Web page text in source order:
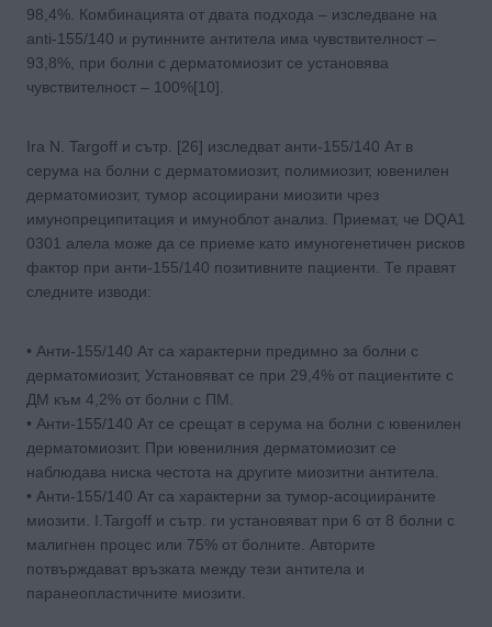
98,4%. Комбинацията от двата подхода – изследване на
anti-155/140 и рутинните антитела има чувствителност –
93,8%, при болни с дерматомиозит се установява
чувствителност – 100%[10].
Ira N. Targoff и сътр. [26] изследват анти-155/140 Ат в
серума на болни с дерматомиозит, полимиозит, ювенилен
дерматомиозит, тумор асоциирани миозити чрез
имунопреципитация и имуноблот анализ. Приемат, че DQA1
0301 алела може да се приеме като имуногенетичен рисков
фактор при анти-155/140 позитивните пациенти. Те правят
следните изводи:
• Анти-155/140 Ат са характерни предимно за болни с
дерматомиозит, Установяват се при 29,4% от пациентите с
ДМ към 4,2% от болни с ПМ.
• Анти-155/140 Ат се срещат в серума на болни с ювенилен
дерматомиозит. При ювенилния дерматомиозит се
наблюдава ниска честота на другите миозитни антитела.
• Анти-155/140 Ат са характерни за тумор-асоциираните
миозити. I.Targoff и сътр. ги установяват при 6 от 8 болни с
малигнен процес или 75% от болните. Авторите
потвърждават връзката между тези антитела и
паранеопластичните миозити.